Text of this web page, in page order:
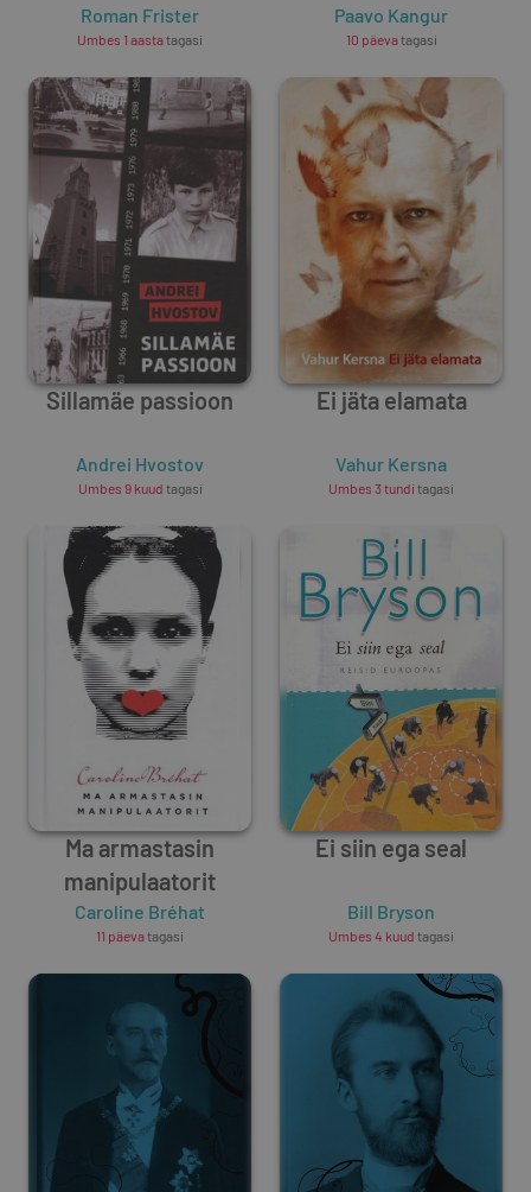
Roman Frister
Umbes 1 aastatagasi
Paavo Kangur
10 päevatagasi
Sillamäe passioon
Andrei Hvostov
Umbes 9 kuud tagasi
Ei jäta elamata
Vahur Kersna
Umbes 3 tundi tagasi
Ma armastasin
manipulaatorit
Caroline Bréhat
11 päevatagasi
Ei siin ega seal
Bill Bryson
Umbes 4 kuud tagasi